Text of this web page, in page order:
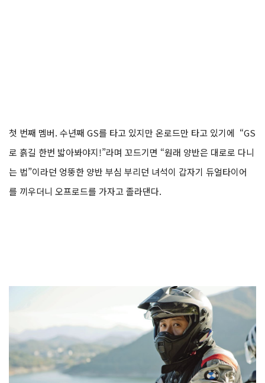
첫 번째 멤버. 수년째 GS를 타고 있지만 온로드만 타고 있기에 “GS
로 흙길 한번 밟아봐야지!”라며 꼬드기면 “원래 양반은 대로로 다니
는 법”이라던 엉뚱한 양반 부심 부리던 녀석이 갑자기 듀얼타이어
를 끼우더니 오프로드를 가자고 졸라댄다.